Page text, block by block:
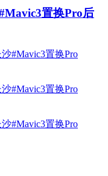
置换Pro后